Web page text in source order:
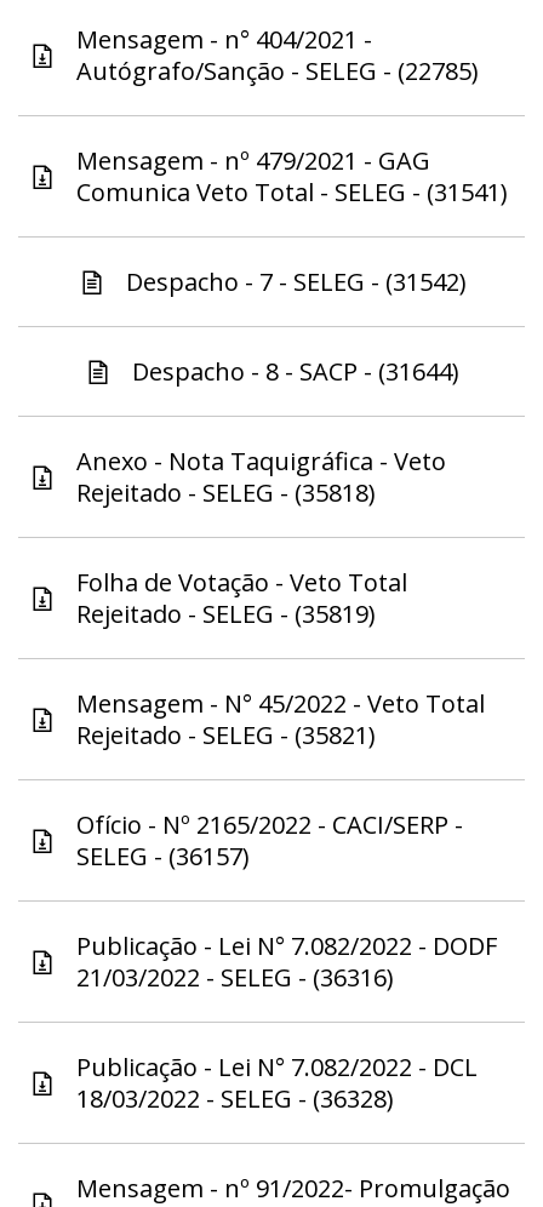
Mensagem - n° 404/2021 -
Autógrafo/Sanção - SELEG - (22785)
Mensagem - nº 479/2021 - GAG
Comunica Veto Total - SELEG - (31541)
Despacho - 7 - SELEG - (31542)
Despacho - 8 - SACP - (31644)
Anexo - Nota Taquigráfica - Veto
Rejeitado - SELEG - (35818)
Folha de Votação - Veto Total
Rejeitado - SELEG - (35819)
Mensagem - N° 45/2022 - Veto Total
Rejeitado - SELEG - (35821)
Ofício - Nº 2165/2022 - CACI/SERP -
SELEG - (36157)
Publicação - Lei N° 7.082/2022 - DODF
21/03/2022 - SELEG - (36316)
Publicação - Lei N° 7.082/2022 - DCL
18/03/2022 - SELEG - (36328)
Mensagem - nº 91/2022- Promulgação